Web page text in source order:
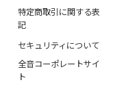
特定商取引に関する表
記
セキュリティについて
全音コーポレートサイ
ト